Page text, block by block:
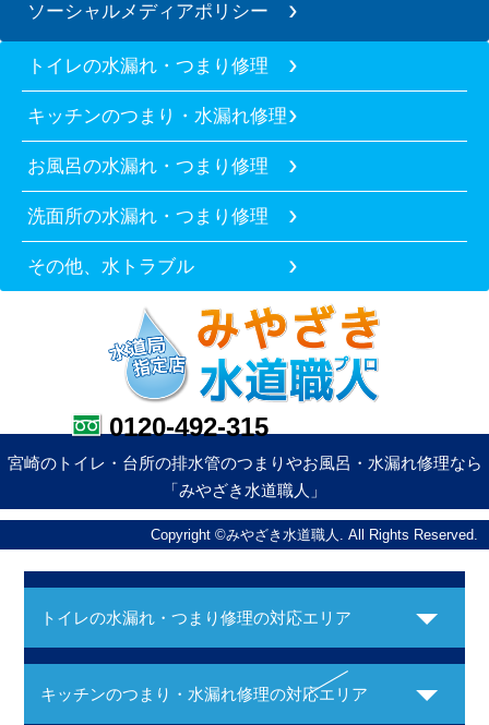
ソーシャルメディアポリシー
トイレの水漏れ・つまり修理
キッチンのつまり・水漏れ修理
お風呂の水漏れ・つまり修理
洗面所の水漏れ・つまり修理
その他、水トラブル
0120-492-315
宮崎のトイレ・台所の排水管のつまりやお風呂・水漏れ修理なら
「みやざき水道職人」
Copyright ©みやざき水道職人. All Rights Reserved.
トイレの水漏れ・つまり修理の対応エリア
キッチンのつまり・水漏れ修理の対応エリア